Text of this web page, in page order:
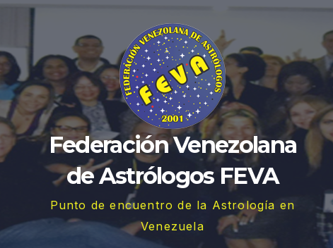
Federación Venezolana
de Astrólogos FEVA
Punto de encuentro de la Astrología en
Venezuela